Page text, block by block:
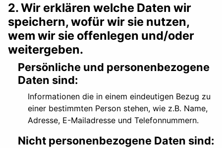
2. Wir erklären welche Daten wir
speichern, wofür wir sie nutzen,
wem wir sie offenlegen und/oder
weitergeben.
Persönliche und personenbezogene
Daten sind:
Informationen die in einem eindeutigen Bezug zu
einer bestimmten Person stehen, wie z.B. Name,
Adresse, E-Mailadresse und Telefonnummern.
Nicht personenbezogene Daten sind: